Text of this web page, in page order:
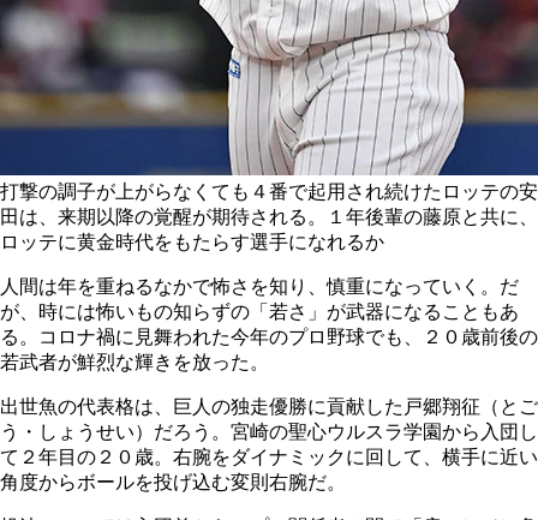
打撃の調子が上がらなくても４番で起用され続けたロッテの安
田は、来期以降の覚醒が期待される。１年後輩の藤原と共に、
ロッテに黄金時代をもたらす選手になれるか
人間は年を重ねるなかで怖さを知り、慎重になっていく。だ
が、時には怖いもの知らずの「若さ」が武器になることもあ
る。コロナ禍に見舞われた今年のプロ野球でも、２０歳前後の
若武者が鮮烈な輝きを放った。
出世魚の代表格は、巨人の独走優勝に貢献した戸郷翔征（とご
う・しょうせい）だろう。宮崎の聖心ウルスラ学園から入団し
て２年目の２０歳。右腕をダイナミックに回して、横手に近い
角度からボールを投げ込む変則右腕だ。